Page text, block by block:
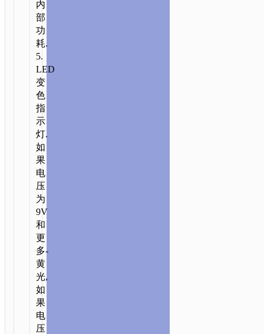
内
部
功
耗.
5.
LED
变
色
指
示
灯.
如
果
电
压
为
9V
和
更
多-
黄
光,
如
果
电
压